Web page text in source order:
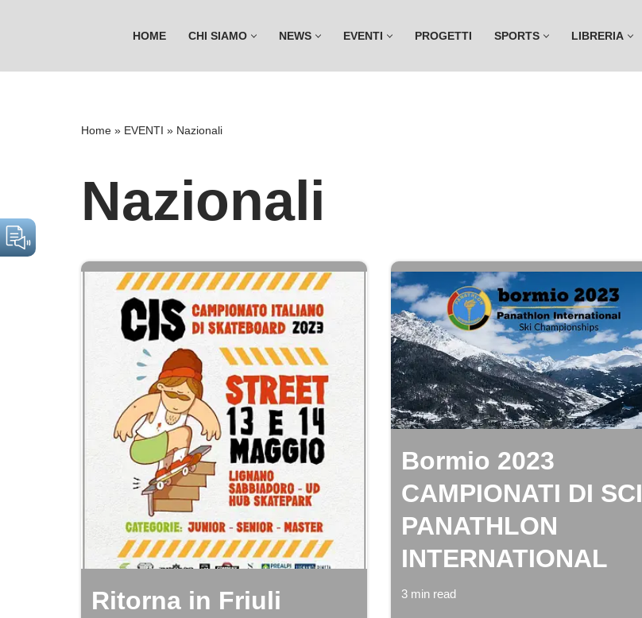
HOME CHI SIAMO NEWS EVENTI PROGETTI SPORTS LIBRERIA
Home » EVENTI » Nazionali
Nazionali
Ritorna in Friuli
Bormio 2023
CAMPIONATI DI SCI
PANATHLON
INTERNATIONAL
3 min read